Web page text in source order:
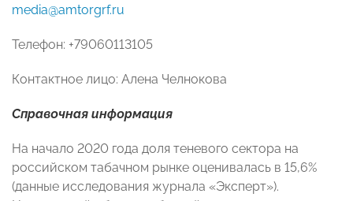
media@amtorgrf.ru
Телефон: +79060113105
Контактное лицо: Алена Челнокова
Справочная информация
На начало 2020 года доля теневого сектора на
российском табачном рынке оценивалась в 15,6%
(данные исследования журнала «Эксперт»).